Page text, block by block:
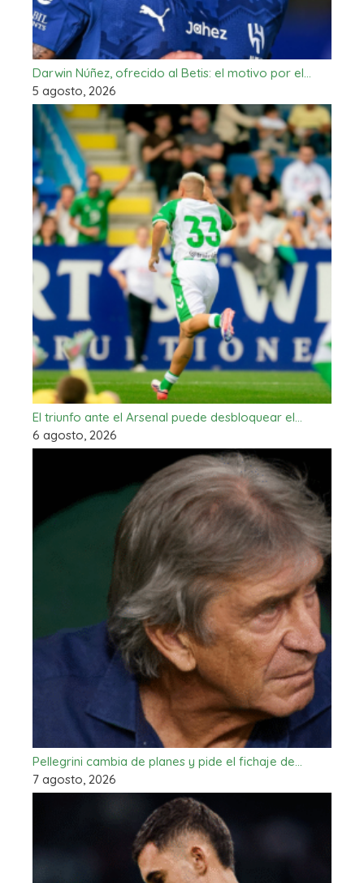
Darwin Núñez, ofrecido al Betis: el motivo por el…
5 agosto, 2026
El triunfo ante el Arsenal puede desbloquear el…
6 agosto, 2026
Pellegrini cambia de planes y pide el fichaje de…
7 agosto, 2026